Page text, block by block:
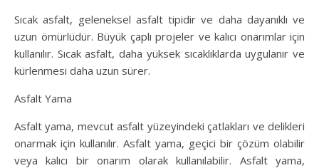
Sıcak asfalt, geleneksel asfalt tipidir ve daha dayanıklı ve
uzun ömürlüdür. Büyük çaplı projeler ve kalıcı onarımlar için
kullanılır. Sıcak asfalt, daha yüksek sıcaklıklarda uygulanır ve
kürlenmesi daha uzun sürer.
Asfalt Yama
Asfalt yama, mevcut asfalt yüzeyindeki çatlakları ve delikleri
onarmak için kullanılır. Asfalt yama, geçici bir çözüm olabilir
veya kalıcı bir onarım olarak kullanılabilir. Asfalt yama,